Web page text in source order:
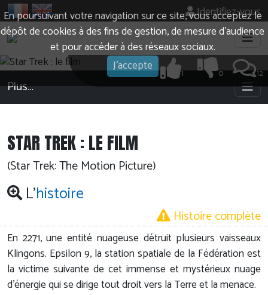
En poursuivant votre navigation sur ce site, vous acceptez le
dépôt de cookies à des fins de gestion, de mesure d’audience
et pour accéder à des réseaux sociaux.
J'accepte
Identifiez-vous
12
0
1
Plus…
STAR TREK : LE FILM
(Star Trek: The Motion Picture)
L'histoire
Histoire complète
En 2271, une entité nuageuse détruit plusieurs vaisseaux
Klingons. Epsilon 9, la station spatiale de la Fédération est
la victime suivante de cet immense et mystérieux nuage
d'énergie qui se dirige tout droit vers la Terre et la menace.